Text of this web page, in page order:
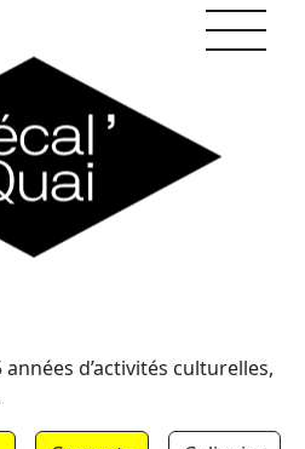
d’activités culturelles,